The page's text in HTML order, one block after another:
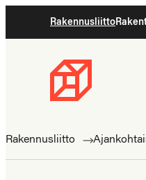
suoraan
Rakennusliitto
Rakennusliitto
ammattilaisten
Rakennusliitto